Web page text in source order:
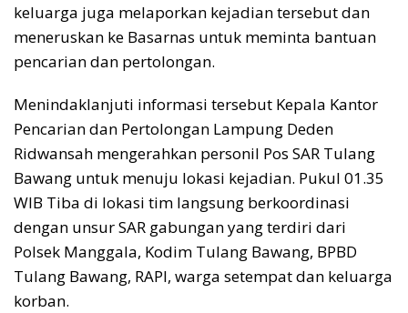
keluarga juga melaporkan kejadian tersebut dan
meneruskan ke Basarnas untuk meminta bantuan
pencarian dan pertolongan.
Menindaklanjuti informasi tersebut Kepala Kantor
Pencarian dan Pertolongan Lampung Deden
Ridwansah mengerahkan personil Pos SAR Tulang
Bawang untuk menuju lokasi kejadian. Pukul 01.35
WIB Tiba di lokasi tim langsung berkoordinasi
dengan unsur SAR gabungan yang terdiri dari
Polsek Manggala, Kodim Tulang Bawang, BPBD
Tulang Bawang, RAPI, warga setempat dan keluarga
korban.